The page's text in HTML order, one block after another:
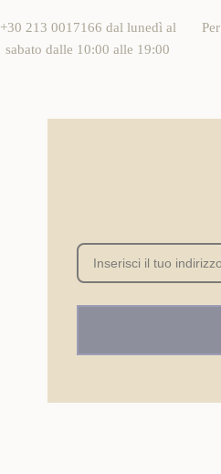
+30 213 0017166 dal lunedì al
sabato dalle 10:00 alle 19:00